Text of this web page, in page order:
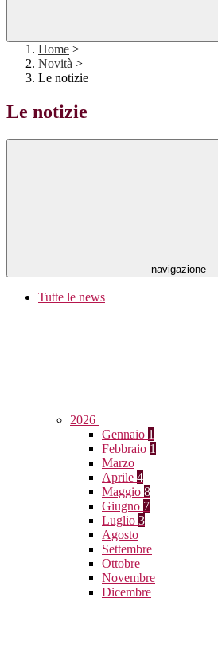
Home >
Novità >
Le notizie
Le notizie
navigazione
Tutte le news
2026
Gennaio 1
Febbraio 1
Marzo
Aprile 4
Maggio 8
Giugno 7
Luglio 3
Agosto
Settembre
Ottobre
Novembre
Dicembre